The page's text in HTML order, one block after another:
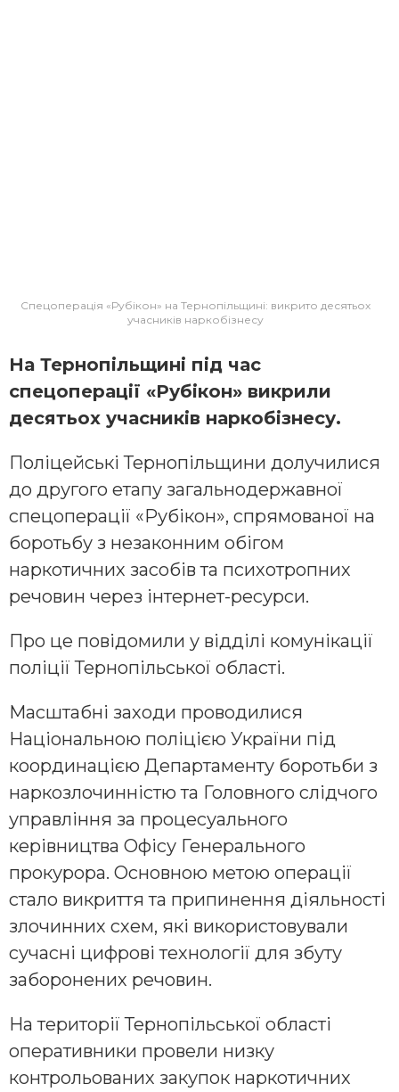
Спецоперація «Рубікон» на Тернопільщині: викрито десятьох
учасників наркобізнесу
На Тернопільщині під час
спецоперації «Рубікон» викрили
десятьох учасників наркобізнесу.
Поліцейські Тернопільщини долучилися
до другого етапу загальнодержавної
спецоперації «Рубікон», спрямованої на
боротьбу з незаконним обігом
наркотичних засобів та психотропних
речовин через інтернет-ресурси.
Про це повідомили у відділі комунікації
поліції Тернопільської області.
Масштабні заходи проводилися
Національною поліцією України під
координацією Департаменту боротьби з
наркозлочинністю та Головного слідчого
управління за процесуального
керівництва Офісу Генерального
прокурора. Основною метою операції
стало викриття та припинення діяльності
злочинних схем, які використовували
сучасні цифрові технології для збуту
заборонених речовин.
На території Тернопільської області
оперативники провели низку
контрольованих закупок наркотичних